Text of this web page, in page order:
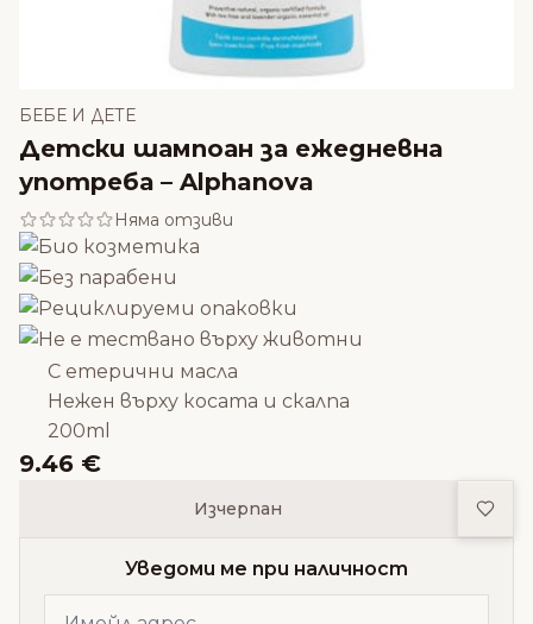
БЕБЕ И ДЕТЕ
Детски шампоан за ежедневна
употреба – Alphanova
Няма отзиви
С етерични масла
Нежен върху косата и скалпа
200ml
9.46 €
Изчерпан
Уведоми ме при наличност